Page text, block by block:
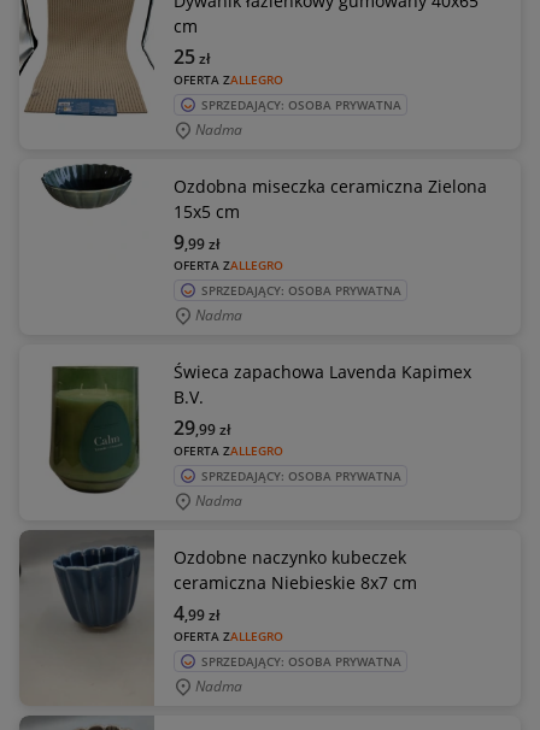
cm
OFERTA ZALLEGRO
25zł
SPRZEDAJĄCY: OSOBA PRYWATNA
Nadma
Ozdobna miseczka ceramiczna Zielona
15x5 cm
OFERTA ZALLEGRO
9,99zł
SPRZEDAJĄCY: OSOBA PRYWATNA
Nadma
Świeca zapachowa Lavenda Kapimex
B.V.
OFERTA ZALLEGRO
29,99zł
SPRZEDAJĄCY: OSOBA PRYWATNA
Nadma
Ozdobne naczynko kubeczek
ceramiczna Niebieskie 8x7 cm
OFERTA ZALLEGRO
4,99zł
SPRZEDAJĄCY: OSOBA PRYWATNA
Nadma